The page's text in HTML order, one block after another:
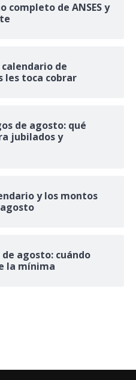
completo de ANSES y
calendario de
les toca cobrar
de agosto: qué
jubilados y
y los montos
de agosto: cuándo
la mínima